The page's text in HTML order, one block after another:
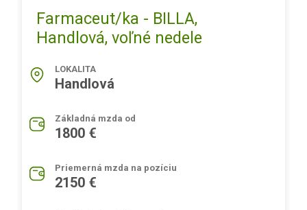
Farmaceut/ka - BILLA,
Handlová, voľné nedele
LOKALITA
Handlová
Základná mzda od
1800 €
Priemerná mzda na pozíciu
2150 €